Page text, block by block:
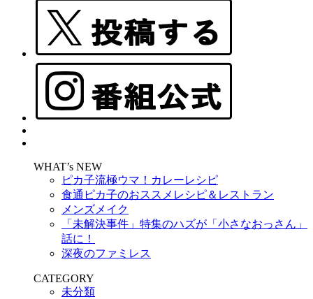
WHAT’s NEW
ピカ子流極ウマ！カレーレシピ
食通ピカ子のおススメレシピ＆レストラン
メンズメイク
「未解決事件」特集のハズが「小さなおっさん」
話に！
深夜のファミレス
CATEGORY
未分類